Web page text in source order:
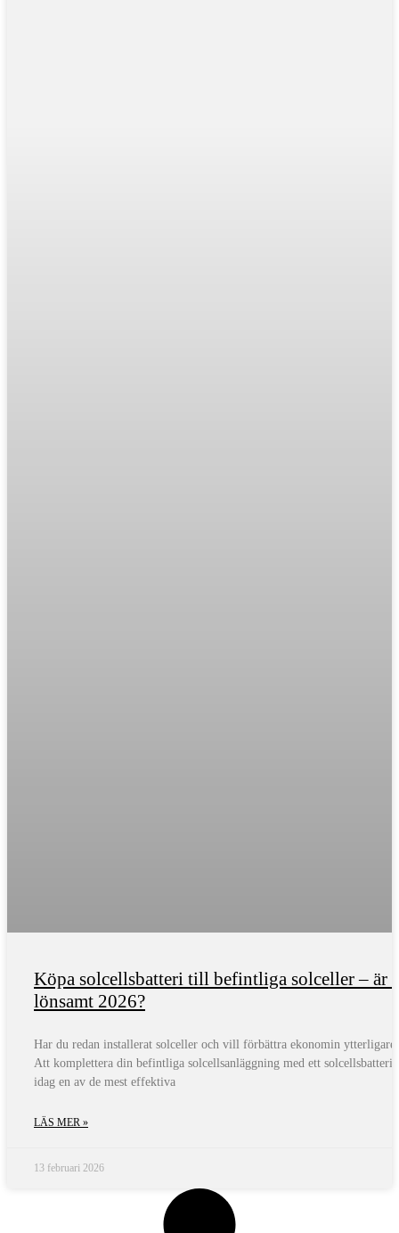
Köpa solcellsbatteri till befintliga solceller – är
lönsamt 2026?
Har du redan installerat solceller och vill förbättra ekonomin
Att komplettera din befintliga solcellsanläggning med ett solcellsbatteri
idag en av de mest effektiva
LÄS MER »
13 februari 2026